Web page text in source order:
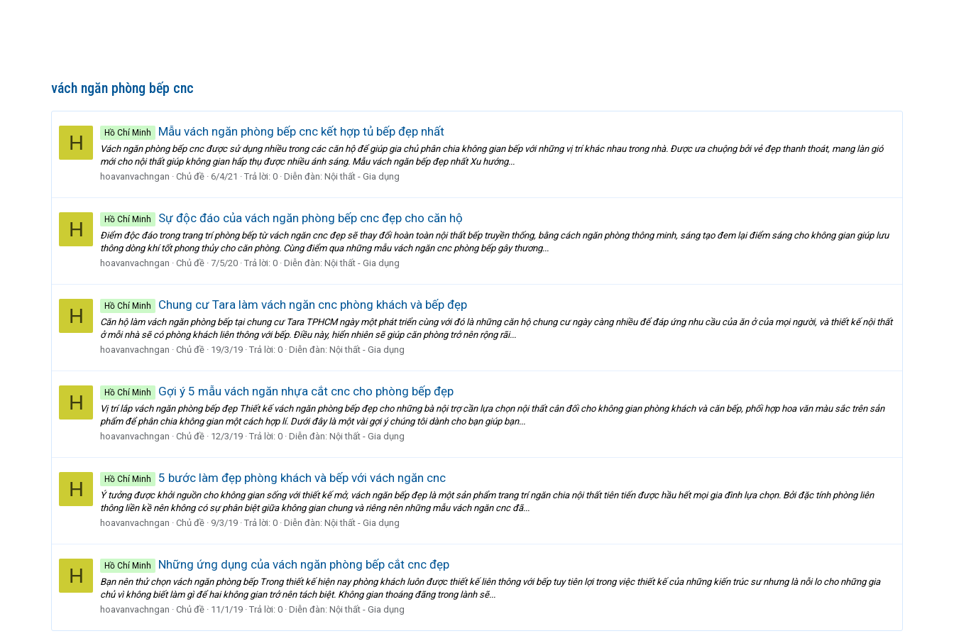
vách ngăn phòng bếp cnc
H Hồ Chí Minh Mẫu vách ngăn phòng bếp cnc kết hợp tủ bếp đẹp nhất
Vách ngăn phòng bếp cnc được sử dụng nhiều trong các căn hộ để giúp gia chủ phân chia không gian bếp với những vị trí khác nhau trong nhà. Được ưa chuộng bởi vẻ đẹp thanh thoát, mang làn gió
mới cho nội thất giúp không gian hấp thụ được nhiều ánh sáng. Mẫu vách ngăn bếp đẹp nhất Xu hướng...
hoavanvachngan
Chủ đề 6/4/21 Trả lời: 0 Diễn đàn: Nội thất - Gia dụng
H Hồ Chí Minh Sự độc đáo của vách ngăn phòng bếp cnc đẹp cho căn hộ
Điểm độc đáo trong trang trí phòng bếp từ vách ngăn cnc đẹp sẽ thay đổi hoàn toàn nội thất bếp truyền thống, bằng cách ngăn phòng thông minh, sáng tạo đem lại điểm sáng cho không gian giúp lưu
thông dòng khí tốt phong thủy cho căn phòng. Cùng điểm qua những mẫu vách ngăn cnc phòng bếp gây thương...
hoavanvachngan
Chủ đề 7/5/20 Trả lời: 0 Diễn đàn: Nội thất - Gia dụng
H Hồ Chí Minh Chung cư Tara làm vách ngăn cnc phòng khách và bếp đẹp
Căn hộ làm vách ngăn phòng bếp tại chung cư Tara TPHCM ngày một phát triển cùng với đó là những căn hộ chung cư ngày càng nhiều để đáp ứng nhu cầu của ăn ở của mọi người, và thiết kế nội thất
ở mỗi nhà sẽ có phòng khách liên thông với bếp. Điều này, hiển nhiên sẽ giúp căn phòng trở nên rộng rãi...
hoavanvachngan
Chủ đề 19/3/19 Trả lời: 0 Diễn đàn: Nội thất - Gia dụng
H Hồ Chí Minh Gợi ý 5 mẫu vách ngăn nhựa cắt cnc cho phòng bếp đẹp
Vị trí lắp vách ngăn phòng bếp đẹp Thiết kế vách ngăn phòng bếp đẹp cho những bà nội trợ cần lựa chọn nội thất cân đối cho không gian phòng khách và căn bếp, phối hợp hoa văn màu sắc trên sản
phẩm để phân chia không gian một cách hợp lí. Dưới đây là một vài gợi ý chúng tôi dành cho bạn giúp bạn...
hoavanvachngan
Chủ đề 12/3/19 Trả lời: 0 Diễn đàn: Nội thất - Gia dụng
H Hồ Chí Minh 5 bước làm đẹp phòng khách và bếp với vách ngăn cnc
Ý tưởng được khởi nguồn cho không gian sống với thiết kế mở, vách ngăn bếp đẹp là một sản phẩm trang trí ngăn chia nội thất tiên tiến được hầu hết mọi gia đình lựa chọn. Bởi đặc tính phòng liên
thông liền kề nên không có sự phân biệt giữa không gian chung và riêng nên những mẫu vách ngăn cnc đã...
hoavanvachngan
Chủ đề 9/3/19 Trả lời: 0 Diễn đàn: Nội thất - Gia dụng
H Hồ Chí Minh Những ứng dụng của vách ngăn phòng bếp cắt cnc đẹp
Bạn nên thử chọn vách ngăn phòng bếp Trong thiết kế hiện nay phòng khách luôn được thiết kế liên thông với bếp tuy tiên lợi trong việc thiết kế của những kiến trúc sư nhưng là nỗi lo cho những gia
chủ vì không biết làm gì để hai không gian trở nên tách biệt. Không gian thoáng đãng trong lành sẽ...
hoavanvachngan
Chủ đề 11/1/19 Trả lời: 0 Diễn đàn: Nội thất - Gia dụng